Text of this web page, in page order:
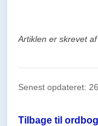
Artiklen er skrevet af
Senest opdateret:
Tilbage til